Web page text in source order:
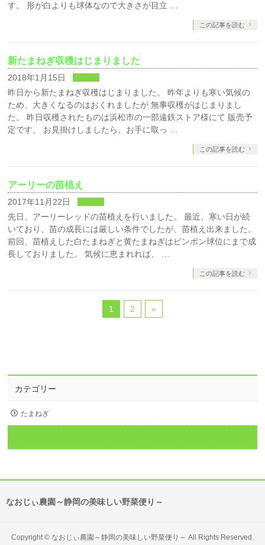
す。 形が白よりも球体なので大きさが目立 …
この記事を読む
新たまねぎ収穫はじまりました
2018年1月15日
昨日から新たまねぎ収穫はじまりました。 昨年よりも寒い気候の
ため、大きくなるのはおくれましたが 無事収穫がはじまりまし
た。 昨日収穫されたものは浜松市の一部遠鉄ストア様にて 販売予
定です。 お見掛けしましたら、お手に取っ …
この記事を読む
アーリーの苗植え
2017年11月22日
先日、アーリーレッドの苗植えを行いました。 最近、寒い日が続
いており、苗の成長には厳しい条件でしたが、苗植え出来ました。
前回、苗植えした白たまねぎと黄たまねぎはピンポン球位にまで成
長しておりました。 気候に恵まれれば、 …
この記事を読む
1 2 »
カテゴリー
たまねぎ
なおじぃ農園～静岡の美味しい野菜便り～
Copyright © なおじぃ農園～静岡の美味しい野菜便り～ All Rights Reserved.